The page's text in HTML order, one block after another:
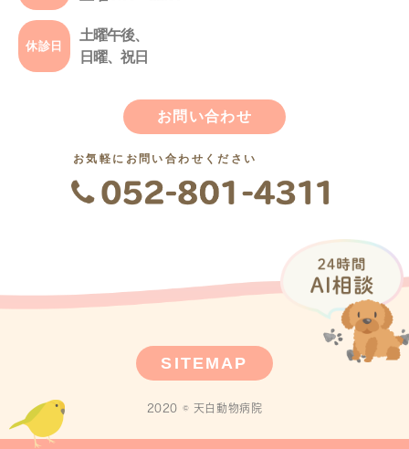
休診日
土曜午後、
日曜、祝日
お問い合わせ
お気軽にお問い合わせください
SITEMAP
2020 © 天白動物病院